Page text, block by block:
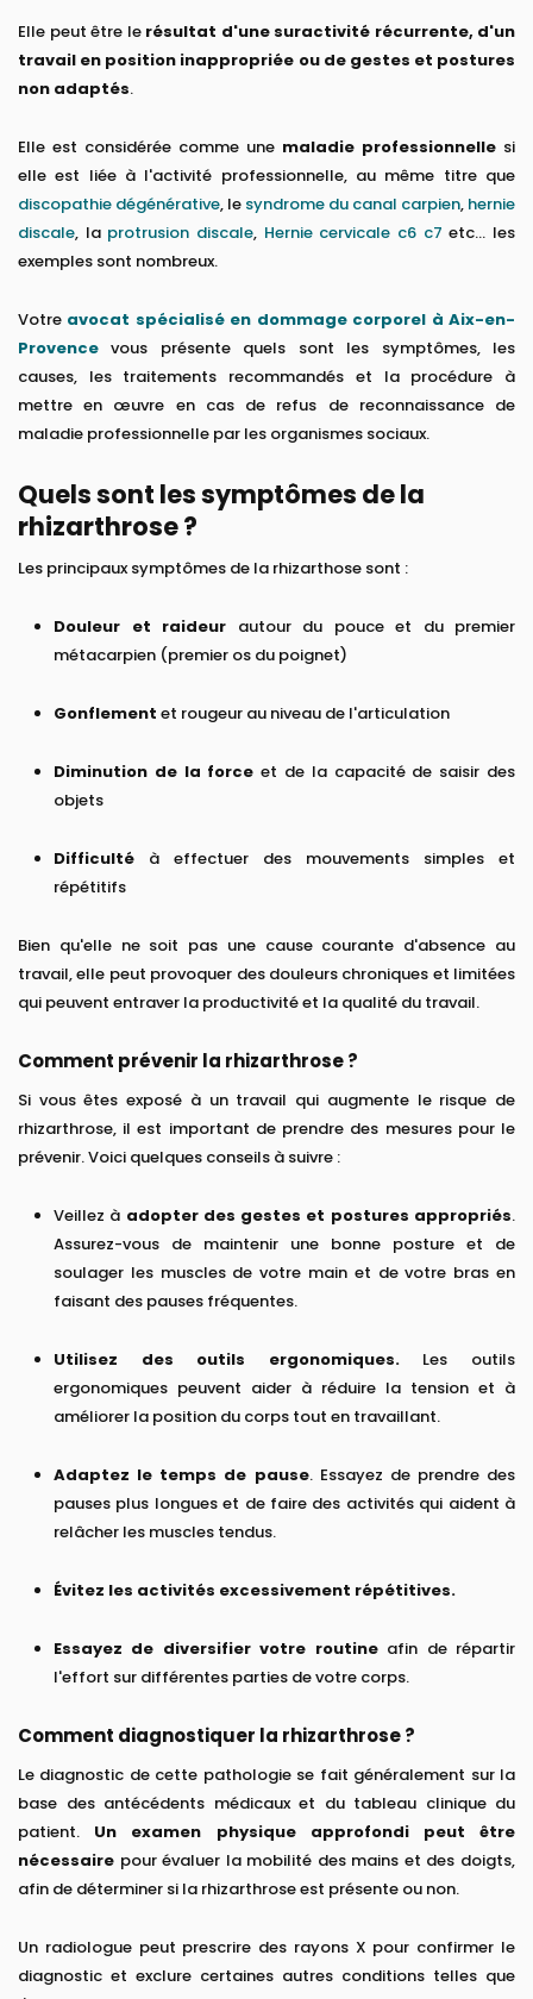
Elle peut être le résultat d'une suractivité récurrente, d'un
travail en position inappropriée ou de gestes et postures
non adaptés.
Elle est considérée comme une maladie professionnelle si
elle est liée à l'activité professionnelle, au même titre que
discopathie dégénérative, le syndrome du canal carpien, hernie
discale, la protrusion discale, Hernie cervicale c6 c7 etc... les
exemples sont nombreux.
Votre avocat spécialisé en dommage corporel à Aix-en-
Provence vous présente quels sont les symptômes, les
causes, les traitements recommandés et la procédure à
mettre en œuvre en cas de refus de reconnaissance de
maladie professionnelle par les organismes sociaux.
Quels sont les symptômes de la
rhizarthrose ?
Les principaux symptômes de la rhizarthose sont :
Douleur et raideur autour du pouce et du premier
métacarpien (premier os du poignet)
Gonflement et rougeur au niveau de l'articulation
Diminution de la force et de la capacité de saisir des
objets
Difficulté à effectuer des mouvements simples et
répétitifs
Bien qu'elle ne soit pas une cause courante d'absence au
travail, elle peut provoquer des douleurs chroniques et limitées
qui peuvent entraver la productivité et la qualité du travail.
Comment prévenir la rhizarthrose ?
Si vous êtes exposé à un travail qui augmente le risque de
rhizarthrose, il est important de prendre des mesures pour le
prévenir. Voici quelques conseils à suivre :
Veillez à adopter des gestes et postures appropriés.
Assurez-vous de maintenir une bonne posture et de
soulager les muscles de votre main et de votre bras en
faisant des pauses fréquentes.
Utilisez des outils ergonomiques.Les outils
ergonomiques peuvent aider à réduire la tension et à
améliorer la position du corps tout en travaillant.
Adaptez le temps de pause. Essayez de prendre des
pauses plus longues et de faire des activités qui aident à
relâcher les muscles tendus.
Évitez les activités excessivement répétitives.
Essayez de diversifier votre routineafin de répartir
l'effort sur différentes parties de votre corps.
Comment diagnostiquer la rhizarthrose ?
Le diagnostic de cette pathologie se fait généralement sur la
base des antécédents médicaux et du tableau clinique du
patient. Un examen physique approfondi peut être
nécessaire pour évaluer la mobilité des mains et des doigts,
afin de déterminer si la rhizarthrose est présente ou non.
Un radiologue peut prescrire des rayons X pour confirmer le
diagnostic et exclure certaines autres conditions telles que